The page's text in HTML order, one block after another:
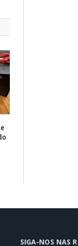
SIGA-NOS NAS